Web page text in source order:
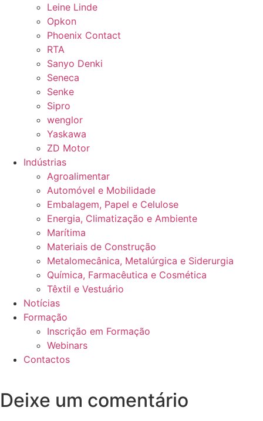
Leine Linde
Opkon
Phoenix Contact
RTA
Sanyo Denki
Seneca
Senke
Sipro
wenglor
Yaskawa
ZD Motor
Indústrias
Agroalimentar
Automóvel e Mobilidade
Embalagem, Papel e Celulose
Energia, Climatização e Ambiente
Marítima
Materiais de Construção
Metalomecânica, Metalúrgica e Siderurgia
Química, Farmacêutica e Cosmética
Têxtil e Vestuário
Notícias
Formação
Inscrição em Formação
Webinars
Contactos
Deixe um comentário